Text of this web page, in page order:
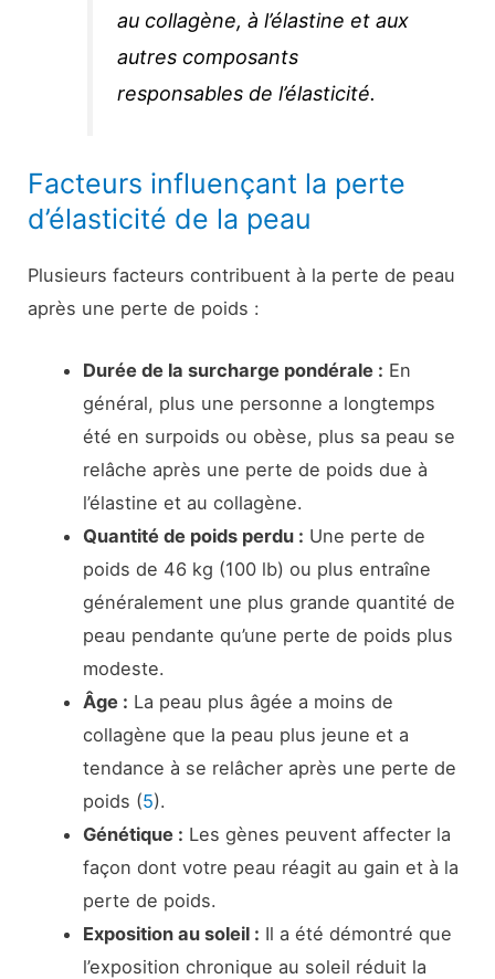
au collagène, à l’élastine et aux
autres composants
responsables de l’élasticité.
Facteurs influençant la perte
d’élasticité de la peau
Plusieurs facteurs contribuent à la perte de peau
après une perte de poids :
Durée de la surcharge pondérale : En
général, plus une personne a longtemps
été en surpoids ou obèse, plus sa peau se
relâche après une perte de poids due à
l’élastine et au collagène.
Quantité de poids perdu : Une perte de
poids de 46 kg (100 lb) ou plus entraîne
généralement une plus grande quantité de
peau pendante qu’une perte de poids plus
modeste.
Âge : La peau plus âgée a moins de
collagène que la peau plus jeune et a
tendance à se relâcher après une perte de
poids (5).
Génétique : Les gènes peuvent affecter la
façon dont votre peau réagit au gain et à la
perte de poids.
Exposition au soleil : Il a été démontré que
l’exposition chronique au soleil réduit la